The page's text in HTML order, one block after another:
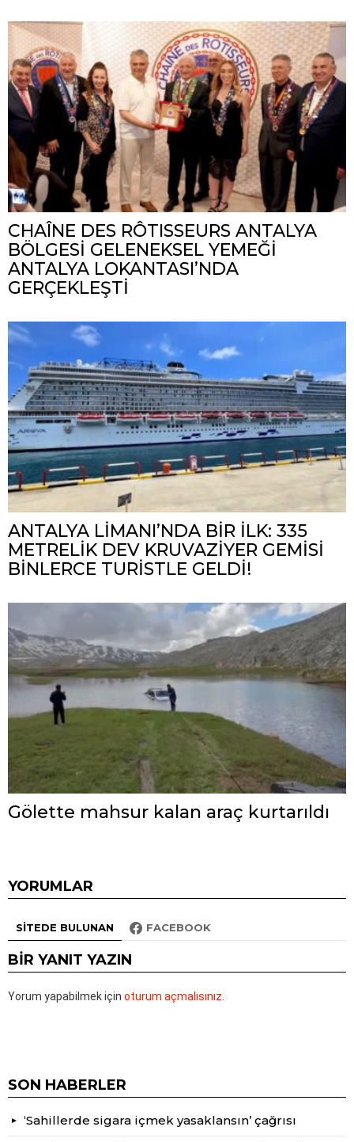
CHAÎNE DES RÔTISSEURS ANTALYA
BÖLGESİ GELENEKSEL YEMEĞİ
ANTALYA LOKANTASI’NDA
GERÇEKLEŞTİ
ANTALYA LİMANI’NDA BİR İLK: 335
METRELİK DEV KRUVAZİYER GEMİSİ
BİNLERCE TURİSTLE GELDİ!
Gölette mahsur kalan araç kurtarıldı
YORUMLAR
SITEDE BULUNAN FACEBOOK
BIR YANIT YAZIN
Yorum yapabilmek için oturum açmalısınız
SON HABERLER
‘Sahillerde sigara içmek yasaklansın’ çağrısı